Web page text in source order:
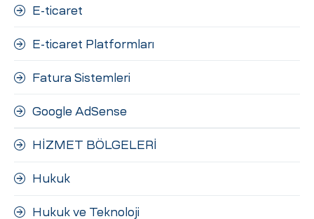
E-ticaret
E-ticaret Platformları
Fatura Sistemleri
Google AdSense
HİZMET BÖLGELERİ
Hukuk
Hukuk ve Teknoloji